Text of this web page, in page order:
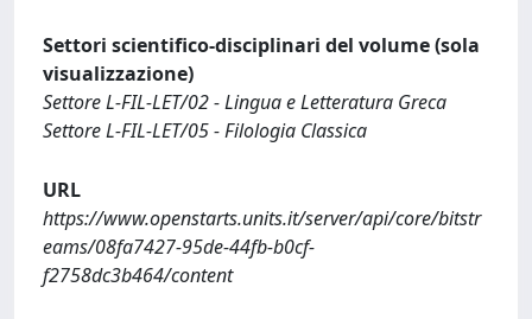
Settori scientifico-disciplinari del volume (sola
visualizzazione)
Settore L-FIL-LET/02 - Lingua e Letteratura Greca
Settore L-FIL-LET/05 - Filologia Classica
URL
https://www.openstarts.units.it/server/api/core/bitstr
eams/08fa7427-95de-44fb-b0cf-
f2758dc3b464/content